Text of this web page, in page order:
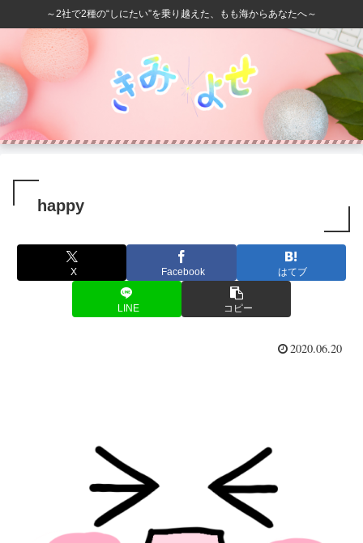
～2社で2種の“しにたい”を乗り越えた、もも海からあなたへ～
happy
X Facebook はてブ
LINE コピー
2020.06.20